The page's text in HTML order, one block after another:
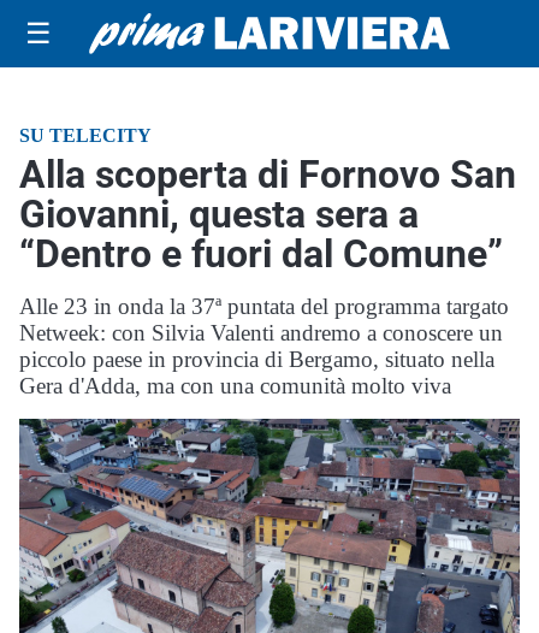
☰
SU TELECITY
Alla scoperta di Fornovo San
Giovanni, questa sera a
“Dentro e fuori dal Comune”
Alle 23 in onda la 37ª puntata del programma targato
Netweek: con Silvia Valenti andremo a conoscere un
piccolo paese in provincia di Bergamo, situato nella
Gera d'Adda, ma con una comunità molto viva